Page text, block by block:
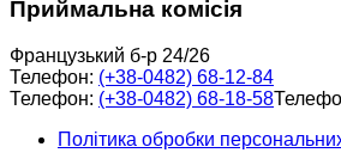
Приймальна комісія
Французький б-р 24/26
Телефон: (+38-0482) 68-12-84
Телефон: (+38-0482) 68-18-58
Політика обробки